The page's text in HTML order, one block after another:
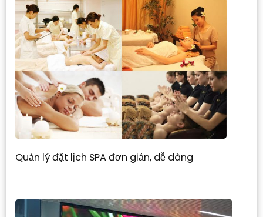
Quản lý đặt lịch SPA đơn giản, dễ dàng